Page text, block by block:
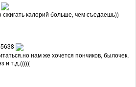
калорий больше, чем съедаешь))
5638
нам же хочется пончиков, былочек,
и т.д.(((((